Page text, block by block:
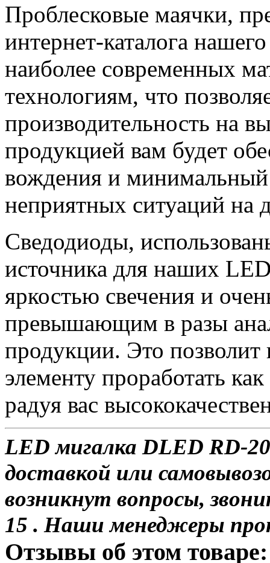
Проблесковые маячки,
интернет-каталога
наиболее современных
технологиям, что
производительность на
продукцией вам будет
вождения и
неприятных ситуаций на
Сведодиоды,
источника для наших
яркостью свечения и
превышающим в разы
продукции. Это
элементу проработать
радуя вас
LED мигалка DLED RD-
доставкой или
возникнут вопросы,
15 . Наши менеджеры
Отзывы об этом товаре: